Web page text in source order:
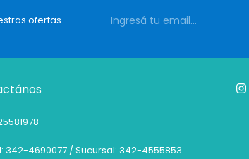
ofertas.
342-4690077 / Sucursal: 342-4555853